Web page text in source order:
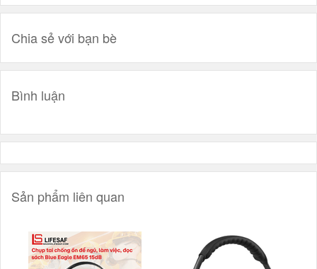
Chia sẻ với bạn bè
Bình luận
Sản phẩm liên quan